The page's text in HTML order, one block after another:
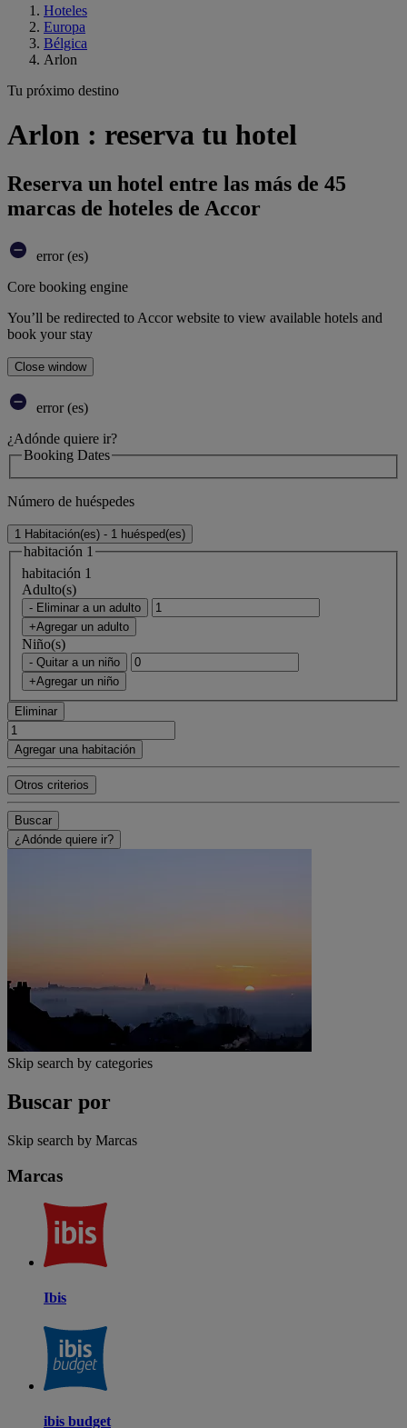
Hoteles
Europa
Bélgica
Arlon
Tu próximo destino
Arlon : reserva tu hotel
Reserva un hotel entre las más de 45
marcas de hoteles de Accor
error (es)
Core booking engine
You’ll be redirected to Accor website to view available hotels and
book your stay
Close window
error (es)
¿Adónde quiere ir?
Booking Dates
Número de huéspedes
1 Habitación(es) - 1 huésped(es)
habitación 1
habitación 1
Adulto(s)
- Eliminar a un adulto
+Agregar un adulto
Niño(s)
- Quitar a un niño
+Agregar un niño
Eliminar
Agregar una habitación
Otros criterios
Buscar
¿Adónde quiere ir?
Skip search by categories
Buscar por
Skip search by Marcas
Marcas
Ibis
ibis budget